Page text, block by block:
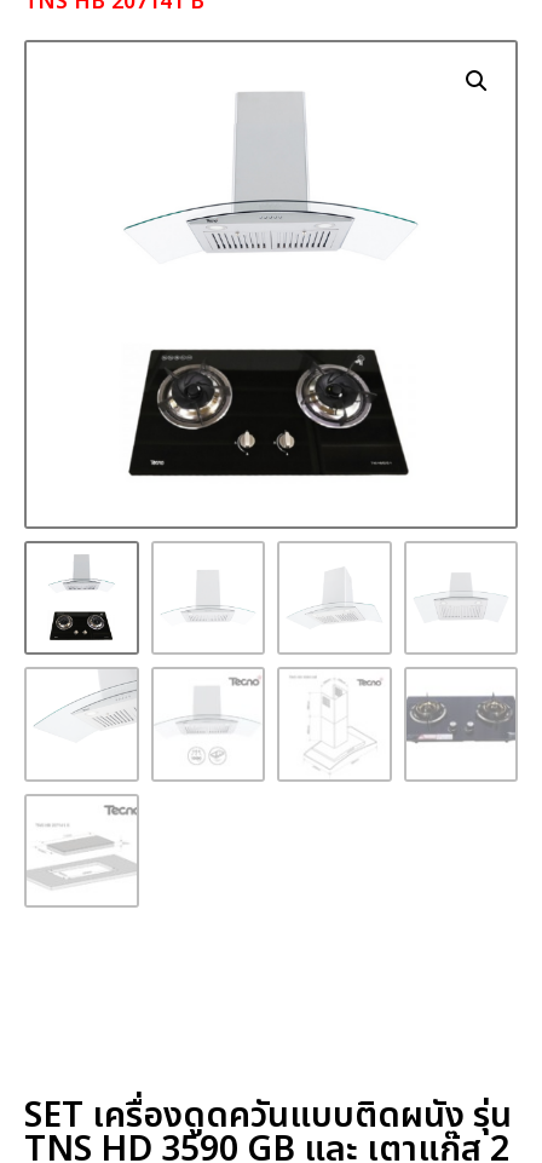
SET เครื่องดูดควันแบบติดผนัง รุ่น
TNS HD 3590 GB และ เตาแก๊ส 2